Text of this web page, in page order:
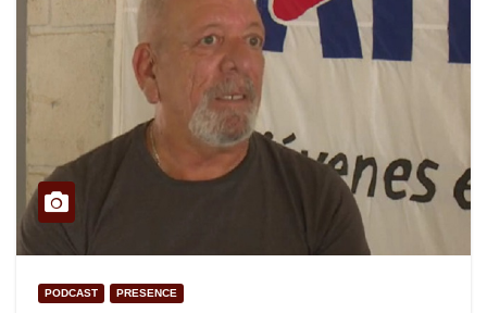
PODCAST PRESENCE